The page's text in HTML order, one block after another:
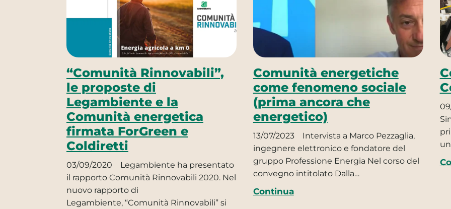
“Comunità Rinnovabili”,
le proposte di
Legambiente e la
Comunità energetica
firmata ForGreen e
Coldiretti
03/09/2020
Legambiente ha presentato
il rapporto Comunità Rinnovabili 2020. Nel
nuovo rapporto di
Legambiente, “Comunità Rinnovabili” si
Comunità energetiche
come fenomeno sociale
(prima ancora che
energetico)
13/07/2023
Intervista a Marco Pezzaglia,
ingegnere elettronico e fondatore del
gruppo Professione Energia Nel corso del
convegno intitolato Dalla…
Continua